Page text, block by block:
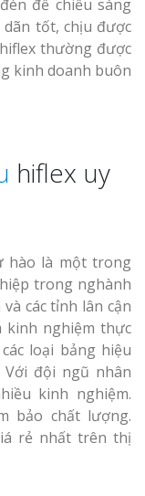
để chiếu sáng
dãn tốt, chịu được
thường được
kinh doanh buôn
hiflex uy
hào là một trong
trong nghành
các tỉnh lân cận
kinh nghiệm thực
loại bảng hiệu
đội ngũ nhân
kinh nghiệm.
bảo chất lượng.
rẻ nhất trên thị